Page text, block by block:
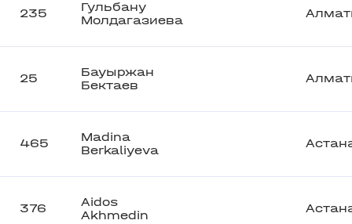
235
Гульбану
Молдагазиева
25
Бауыржан
Бектаев
465
Madina
Berkaliyeva
376
Aidos
Akhmedin